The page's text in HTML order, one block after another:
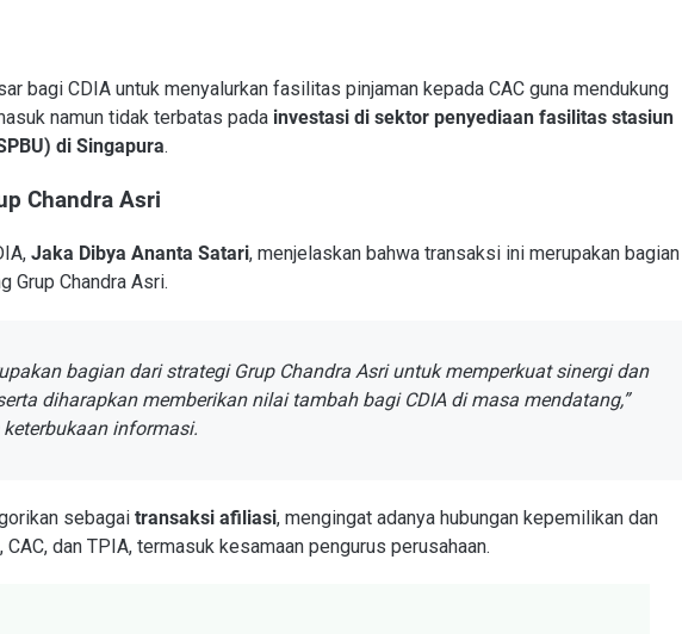
bagi CDIA untuk menyalurkan fasilitas pinjaman kepada CAC guna mendukung
namun tidak terbatas pada investasi di sektor penyediaan fasilitas stasiun
di Singapura.
Chandra Asri
Jaka Dibya Ananta Satari, menjelaskan bahwa transaksi ini merupakan bagian
Grup Chandra Asri.
bagian dari strategi Grup Chandra Asri untuk memperkuat sinergi dan
diharapkan memberikan nilai tambah bagi CDIA di masa mendatang,”
informasi.
sebagai transaksi afiliasi, mengingat adanya hubungan kepemilikan dan
dan TPIA, termasuk kesamaan pengurus perusahaan.